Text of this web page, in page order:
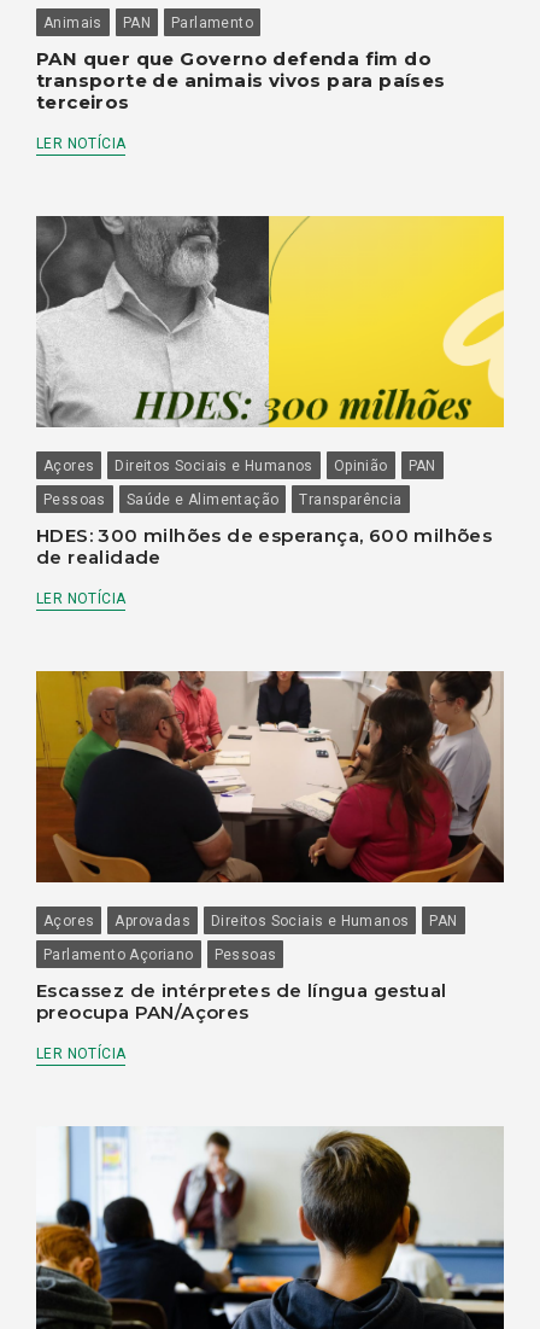
Animais PAN Parlamento
PAN quer que Governo defenda fim do
transporte de animais vivos para países
terceiros
LER NOTÍCIA
Açores Direitos Sociais e Humanos Opinião
PAN
Pessoas
Saúde e Alimentação Transparência
HDES: 300 milhões de esperança, 600 milhões
de realidade
LER NOTÍCIA
Açores Aprovadas Direitos Sociais e Humanos
PAN
Parlamento Açoriano
Pessoas
Escassez de intérpretes de língua gestual
preocupa PAN/Açores
LER NOTÍCIA